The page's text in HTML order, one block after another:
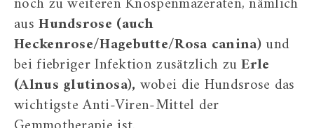
ausHundsrose (auch
Heckenrose/Hagebutte/Rosa canina)und
bei fiebriger Infektion zusätzlich zuErle
(Alnus glutinosa), wobei die Hundsrose das
wichtigste Anti-Viren-Mittel der